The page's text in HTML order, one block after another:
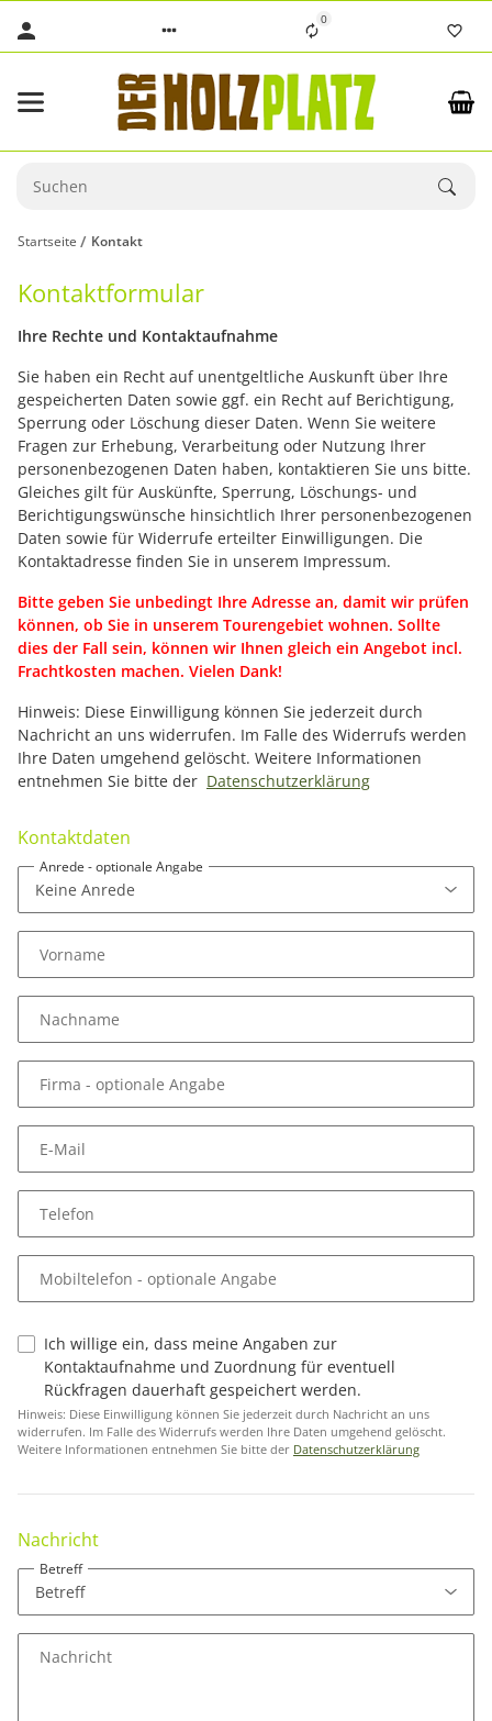
0
Startseite Kontakt
Kontaktformular
Ihre Rechte und Kontaktaufnahme
Sie haben ein Recht auf unentgeltliche Auskunft über Ihre
gespeicherten Daten sowie ggf. ein Recht auf Berichtigung,
Sperrung oder Löschung dieser Daten. Wenn Sie weitere
Fragen zur Erhebung, Verarbeitung oder Nutzung Ihrer
personenbezogenen Daten haben, kontaktieren Sie uns bitte.
Gleiches gilt für Auskünfte, Sperrung, Löschungs- und
Berichtigungswünsche hinsichtlich Ihrer personenbezogenen
Daten sowie für Widerrufe erteilter Einwilligungen. Die
Kontaktadresse finden Sie in unserem Impressum.
Bitte geben Sie unbedingt Ihre Adresse an, damit wir prüfen
können, ob Sie in unserem Tourengebiet wohnen. Sollte
dies der Fall sein, können wir Ihnen gleich ein Angebot incl.
Frachtkosten machen. Vielen Dank!
Hinweis: Diese Einwilligung können Sie jederzeit durch
Nachricht an uns widerrufen. Im Falle des Widerrufs werden
Ihre Daten umgehend gelöscht. Weitere Informationen
entnehmen Sie bitte der Datenschutzerklärung
Kontaktdaten
Anrede - optionale Angabe
Vorname
Nachname
Firma - optionale Angabe
E-Mail
Telefon
Mobiltelefon - optionale Angabe
Hinweis: Diese Einwilligung können Sie jederzeit durch Nachricht an uns
widerrufen. Im Falle des Widerrufs werden Ihre Daten umgehend gelöscht.
Weitere Informationen entnehmen Sie bitte der Datenschutzerklärung
Ich willige ein, dass meine Angaben zur
Kontaktaufnahme und Zuordnung für eventuell
Rückfragen dauerhaft gespeichert werden.
Nachricht
Betreff
Nachricht